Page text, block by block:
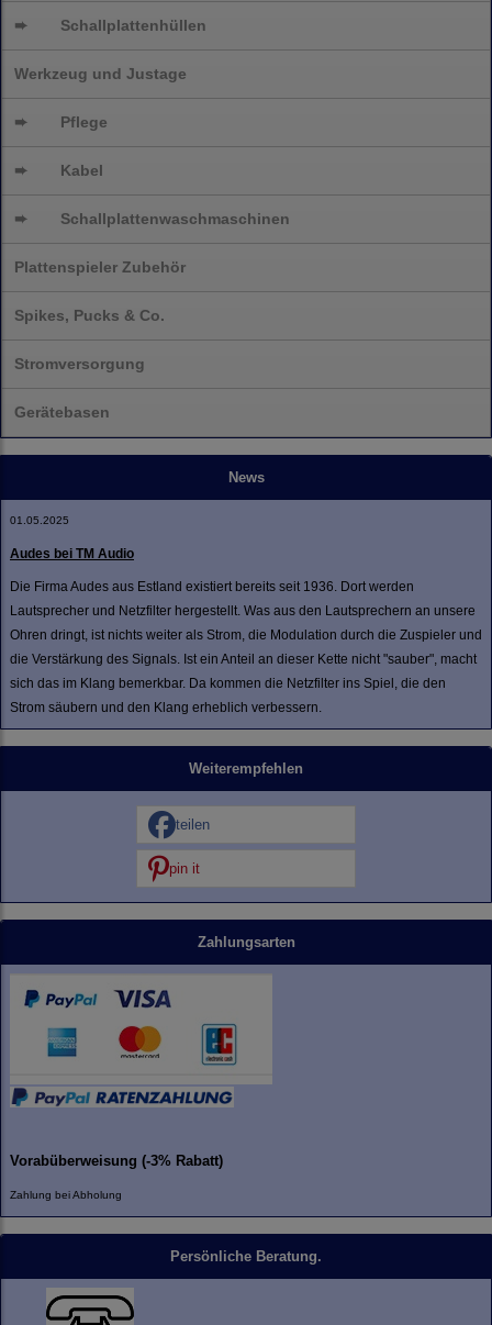
➨ Schallplattenhüllen
Werkzeug und Justage
➨ Pflege
➨ Kabel
➨ Schallplattenwaschmaschinen
Plattenspieler Zubehör
Spikes, Pucks & Co.
Stromversorgung
Gerätebasen
News
01.05.2025
Audes bei TM Audio
Die Firma Audes aus Estland existiert bereits seit 1936. Dort werden
Lautsprecher und Netzfilter hergestellt. Was aus den Lautsprechern an unsere
Ohren dringt, ist nichts weiter als Strom, die Modulation durch die Zuspieler und
die Verstärkung des Signals. Ist ein Anteil an dieser Kette nicht "sauber", macht
sich das im Klang bemerkbar. Da kommen die Netzfilter ins Spiel, die den
Strom säubern und den Klang erheblich verbessern.
Weiterempfehlen
teilen
pin it
Zahlungsarten
Vorabüberweisung (-3% Rabatt)
Zahlung bei Abholung
Persönliche Beratung.